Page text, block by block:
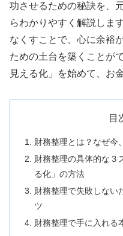
功させるための秘訣を、
らわかりやすく解説しま
なくすことで、心に余裕
ための土台を築くことが
見える化」を始めて、お
目
財務整理とは？なぜ今
財務整理の具体的な３
る化」の方法
財務整理で失敗しない
ツ
財務整理で手に入れる